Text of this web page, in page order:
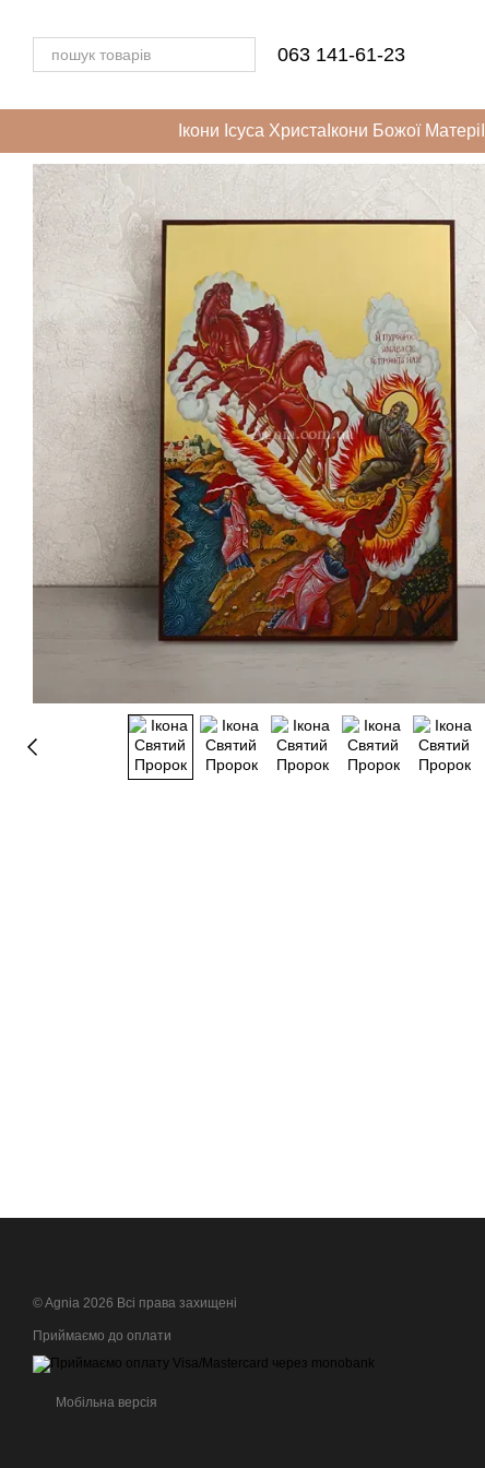
063 141-61-23
Ікони Ісуса Христа Ікони Божої Матері
© Agnia 2026 Всі права захищені
Приймаємо до оплати
Мобільна версія